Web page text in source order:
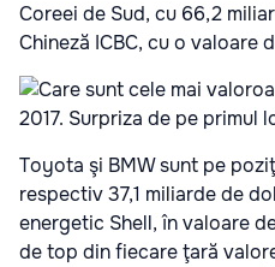
Coreei de Sud, cu 66,2
Chineză ICBC, cu o valoare
Toyota şi BMW sunt pe
respectiv 37,1 miliarde de
energetic Shell, în valoare
de top din fiecare ţară